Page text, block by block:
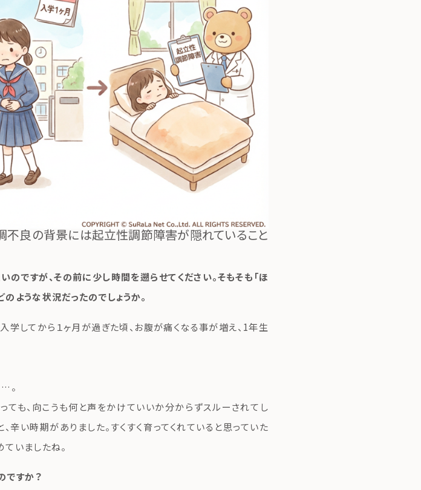
不良の背景には起立性調節障害が隠れていること
ですが、その前に少し時間を遡らせてください。そもそも「ほ
ような状況だったのでしょうか。
してから１ヶ月が過ぎた頃、お腹が痛くなる事が増え、1年生
。
も、向こうも何と声をかけていいか分からずスルーされてし
辛い時期がありました。すくすく育ってくれていると思っていた
いましたね。
ですか？